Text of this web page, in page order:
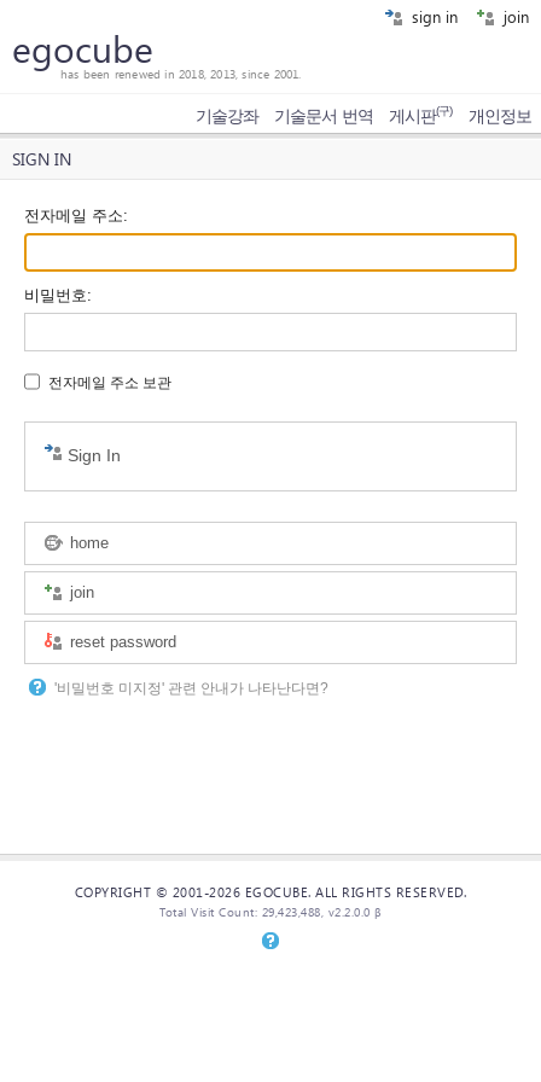
sign in join
egocube
has been renewed in 2018, 2013, since 2001.
기술강좌 기술문서 번역 게시판(구) 개인정보
SIGN IN
전자메일 주소:
비밀번호:
전자메일 주소 보관
Sign In
home
join
reset password
'비밀번호 미지정' 관련 안내가 나타난다면?
COPYRIGHT © 2001-2026 EGOCUBE. ALL RIGHTS RESERVED.
Total Visit Count: 29,423,488, v2.2.0.0 β